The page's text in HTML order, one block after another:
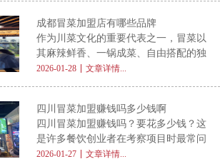
菜加盟流程是什么样的呢 ？本文将为
您系统梳理从前期咨询到正式开业的完
整加盟路径，帮助您清晰掌握每一步关
键环节，为顺利创业打下坚实基础。
一、初步咨询与信息获取 加盟的第一
步通常是通过官方网站、客服热线或线
下展会等渠道，向品牌方提出初步咨
询。
成都冒菜加盟店有哪些品牌
作为川菜文化的重要代表之一，冒菜以
其麻辣鲜香、一锅成菜、自由搭配的独
特魅力，早已从成都街头走向全国餐
食客心中的国民快餐，更吸引了大量创
业者投身其中。不少投资者在筹备阶段
都会提出一个关键问题： 成都冒菜加
盟店有哪些品牌 ？本文将从行业视角
2026-01-28 文章详情...
四川冒菜加盟赚钱吗多少钱啊
四川冒菜加盟赚钱吗？要花多少钱？这
是许多餐饮创业者在考察项目时最常问
的两个问题。作为川菜体系中极具代表
2026-01-27 文章详情...